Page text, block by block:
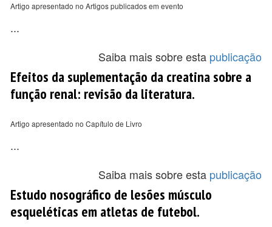
Artigo apresentado no Artigos publicados em evento
...
Saiba mais sobre esta publicação
Efeitos da suplementação da creatina sobre a
função renal: revisão da literatura.
Artigo apresentado no Capítulo de Livro
...
Saiba mais sobre esta publicação
Estudo nosográfico de lesões músculo
esqueléticas em atletas de futebol.